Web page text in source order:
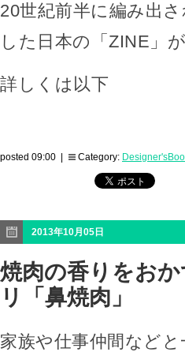
20世紀前半に編み出
した日本の「ZINE」
詳しくは以下
posted 09:00 | Category:
2013年10月05日
焼肉の香りをお
リ「鼻焼肉」
家族や仕事仲間など